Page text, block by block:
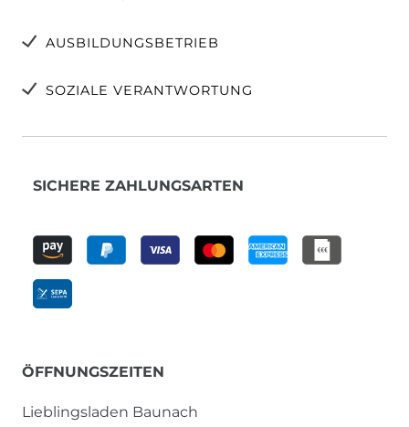
AUSBILDUNGSBETRIEB
SOZIALE VERANTWORTUNG
SICHERE ZAHLUNGSARTEN
ÖFFNUNGSZEITEN
Lieblingsladen Baunach